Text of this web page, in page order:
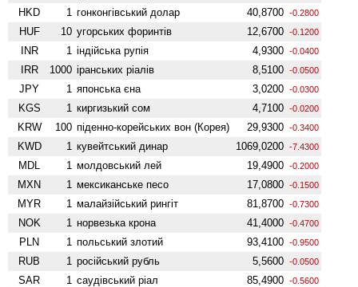
HKD 1 гонконгівський долар 40,8700 -0.2800
HUF 10 угорських форинтів 12,6700 -0.1200
INR 1 індійська рупія 4,9300 -0.0400
IRR 1000 іранських ріалів 8,5100 -0.0500
JPY 1 японська єна 3,0200 -0.0300
KGS 1 киргизький сом 4,7100 -0.0200
KRW 100 піденно-корейських вон (Корея) 29,9300 -0.3400
KWD 1 кувейтський динар 1069,0200 -7.4300
MDL 1 молдовський лей 19,4900 -0.2000
MXN 1 мексиканське песо 17,0800 -0.1500
MYR 1 малайзійський рингіт 81,8700 -0.7300
NOK 1 норвезька крона 41,4000 -0.4700
PLN 1 польський злотий 93,4100 -0.9500
RUB 1 російський рубль 5,5600 -0.0500
SAR 1 саудівський ріал 85,4900 -0.5600